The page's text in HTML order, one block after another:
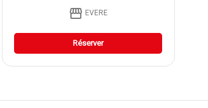
storefront EVERE
Réserver